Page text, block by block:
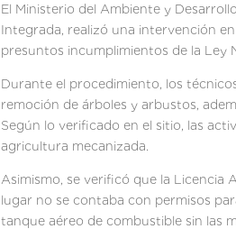
El Ministerio del Ambiente y
Integrada, realizó una intervención
presuntos incumplimientos de la Ley
Durante el procedimiento, los
remoción de árboles y arbustos,
Según lo verificado en el sitio, las
agricultura mecanizada.
Asimismo, se verificó que la Licencia
lugar no se contaba con permisos
tanque aéreo de combustible sin las